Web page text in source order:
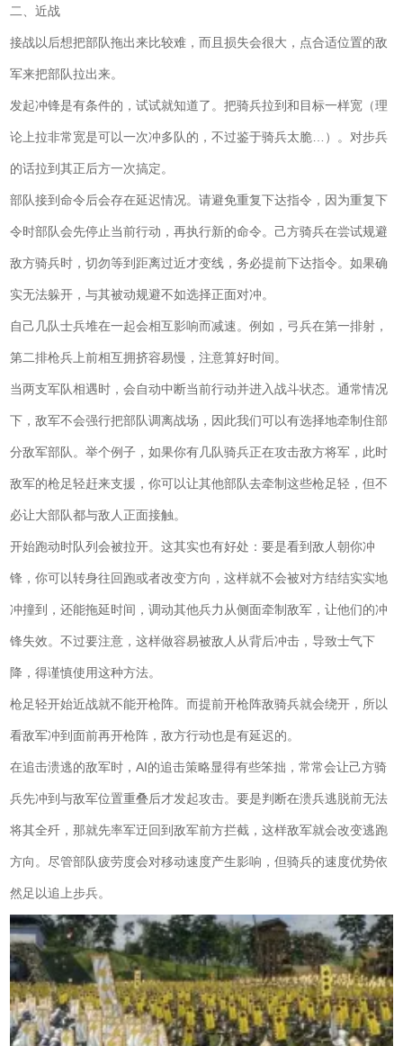
二、近战
接战以后想把部队拖出来比较难，而且损失会很大，点合适位置的敌
军来把部队拉出来。
发起冲锋是有条件的，试试就知道了。把骑兵拉到和目标一样宽（理
论上拉非常宽是可以一次冲多队的，不过鉴于骑兵太脆…）。对步兵
的话拉到其正后方一次搞定。
部队接到命令后会存在延迟情况。请避免重复下达指令，因为重复下
令时部队会先停止当前行动，再执行新的命令。己方骑兵在尝试规避
敌方骑兵时，切勿等到距离过近才变线，务必提前下达指令。如果确
实无法躲开，与其被动规避不如选择正面对冲。
自己几队士兵堆在一起会相互影响而减速。例如，弓兵在第一排射，
第二排枪兵上前相互拥挤容易慢，注意算好时间。
当两支军队相遇时，会自动中断当前行动并进入战斗状态。通常情况
下，敌军不会强行把部队调离战场，因此我们可以有选择地牵制住部
分敌军部队。举个例子，如果你有几队骑兵正在攻击敌方将军，此时
敌军的枪足轻赶来支援，你可以让其他部队去牵制这些枪足轻，但不
必让大部队都与敌人正面接触。
开始跑动时队列会被拉开。这其实也有好处：要是看到敌人朝你冲
锋，你可以转身往回跑或者改变方向，这样就不会被对方结结实实地
冲撞到，还能拖延时间，调动其他兵力从侧面牵制敌军，让他们的冲
锋失效。不过要注意，这样做容易被敌人从背后冲击，导致士气下
降，得谨慎使用这种方法。
枪足轻开始近战就不能开枪阵。而提前开枪阵敌骑兵就会绕开，所以
看敌军冲到面前再开枪阵，敌方行动也是有延迟的。
在追击溃逃的敌军时，AI的追击策略显得有些笨拙，常常会让己方骑
兵先冲到与敌军位置重叠后才发起攻击。要是判断在溃兵逃脱前无法
将其全歼，那就先率军迂回到敌军前方拦截，这样敌军就会改变逃跑
方向。尽管部队疲劳度会对移动速度产生影响，但骑兵的速度优势依
然足以追上步兵。